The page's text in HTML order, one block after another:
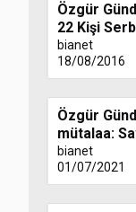
Özgür
22 Kişi
bianet
18/08/2016
Özgür
mütalaa:
bianet
01/07/2021